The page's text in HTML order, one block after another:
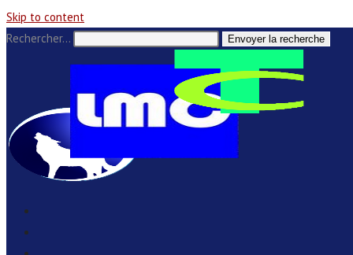
Skip to content
Rechercher…
Envoyer la recherche